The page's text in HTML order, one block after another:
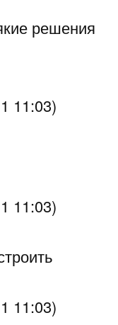
решения
11:03)
11:03)
11:03)